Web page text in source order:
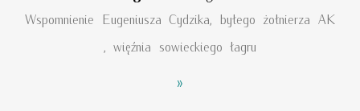
Wspomnienie Eugeniusza Cydzika, byłego żołnierza AK
, więźnia sowieckiego łagru
»